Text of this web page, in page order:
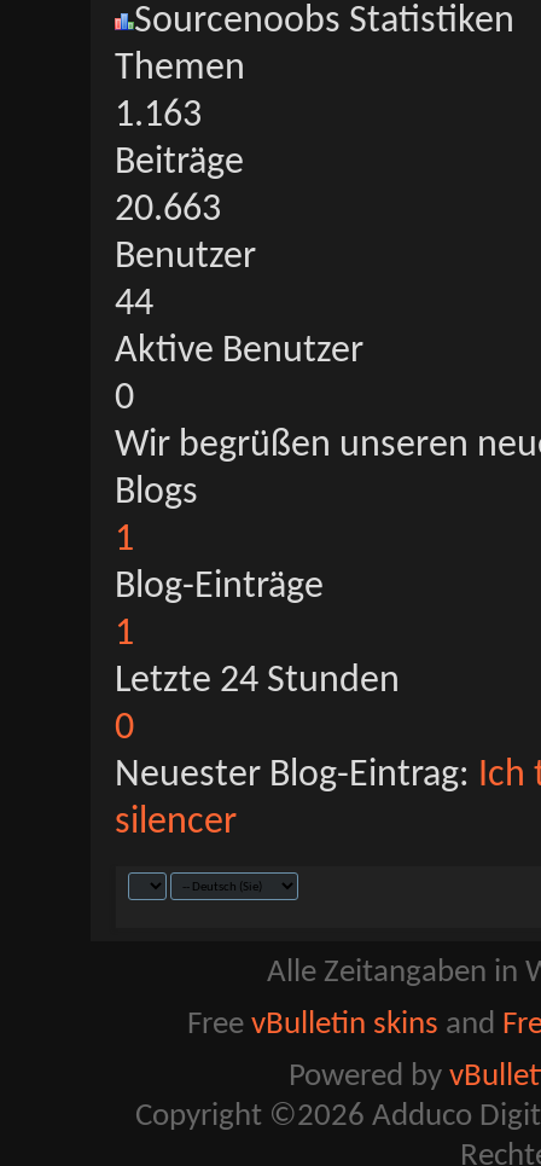
Sourcenoobs Statistiken
Themen
1.163
Beiträge
20.663
Benutzer
44
Aktive Benutzer
0
Wir begrüßen unseren
Blogs
1
Blog-Einträge
1
Letzte 24 Stunden
0
Neuester Blog-Eintrag: Ich
silencer
Alle Zeitangaben in
Free vBulletin skins and
Powered by
Copyright ©2026 Adduco